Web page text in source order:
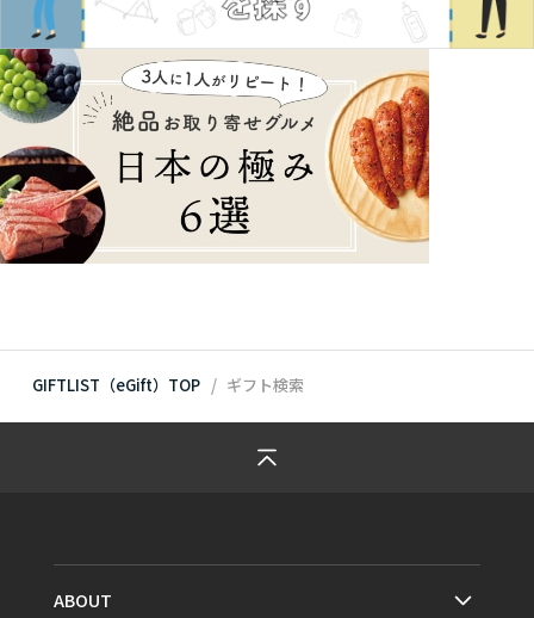
GIFTLIST（eGift）TOP ギフト検索
ABOUT